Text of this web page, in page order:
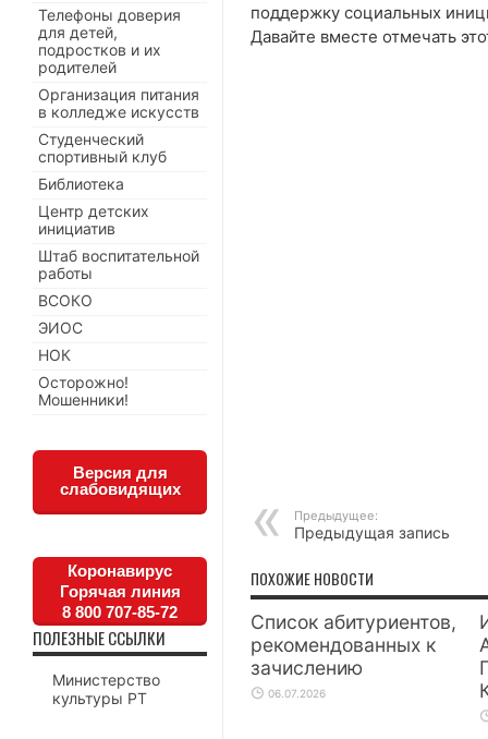
поддержку социальных
Давайте вместе отмечать
Предыдущее:
Предыдущая запись
ПОХОЖИЕ НОВОСТИ
Список абитуриентов,
рекомендованных к
зачислению
06.07.2026
Телефоны доверия
для детей,
подростков и их
родителей
Организация питания
в колледже искусств
Студенческий
спортивный клуб
Библиотека
Центр детских
инициатив
Штаб воспитательной
работы
ВСОКО
ЭИОС
НОК
Осторожно!
Мошенники!
Версия для
слабовидящих
Коронавирус
Горячая линия
8 800 707-85-72
ПОЛЕЗНЫЕ ССЫЛКИ
Министерство
культуры РТ